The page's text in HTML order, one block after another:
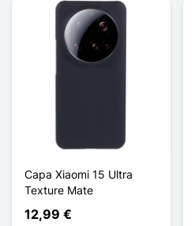
Capa Xiaomi 15 Ultra
Texture Mate
12,99 €